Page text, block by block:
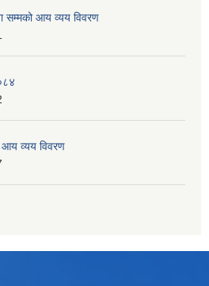
सम्मको आय व्यय विवरण
आय व्यय विवरण